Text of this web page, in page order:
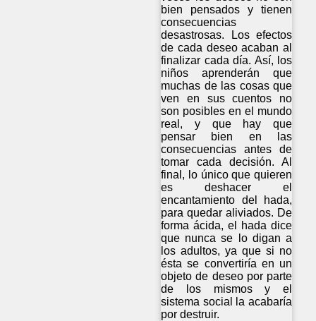
bien pensados y tienen
consecuencias
desastrosas. Los efectos
de cada deseo acaban al
finalizar cada día. Así, los
niños aprenderán que
muchas de las cosas que
ven en sus cuentos no
son posibles en el mundo
real, y que hay que
pensar bien en las
consecuencias antes de
tomar cada decisión. Al
final, lo único que quieren
es deshacer el
encantamiento del hada,
para quedar aliviados. De
forma ácida, el hada dice
que nunca se lo digan a
los adultos, ya que si no
ésta se convertiría en un
objeto de deseo por parte
de los mismos y el
sistema social la acabaría
por destruir.